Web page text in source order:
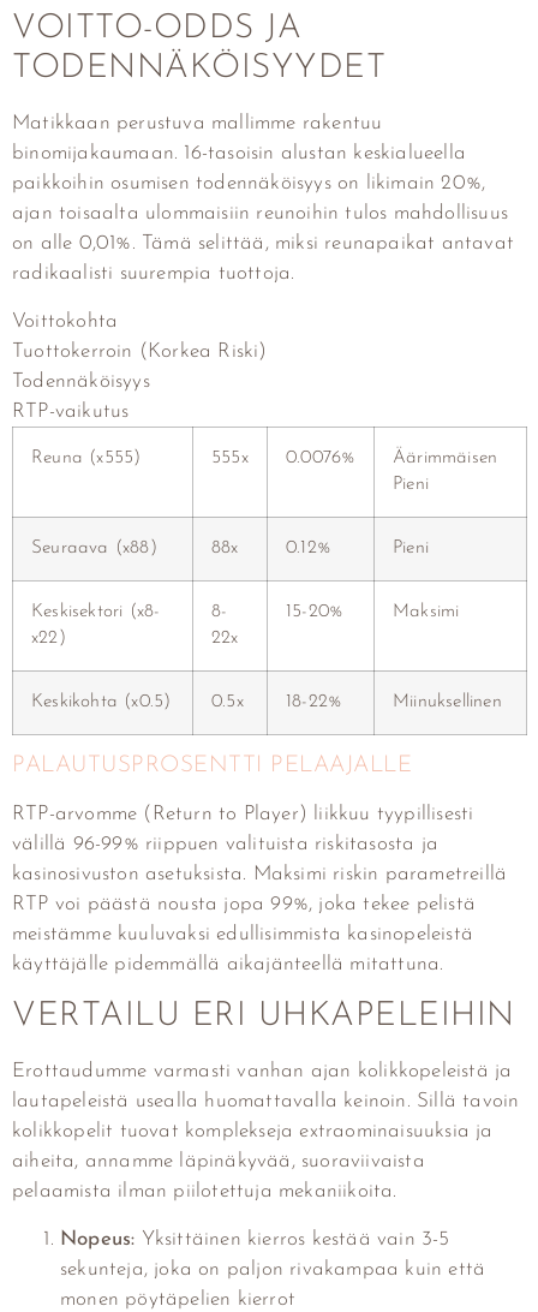
VOITTO-ODDS JA
TODENNÄKÖISYYDET
Matikkaan perustuva mallimme rakentuu
binomijakaumaan. 16-tasoisin alustan keskialueella
paikkoihin osumisen todennäköisyys on likimain 20%,
ajan toisaalta ulommaisiin reunoihin tulos mahdollisuus
on alle 0,01%. Tämä selittää, miksi reunapaikat antavat
radikaalisti suurempia tuottoja.
Voittokohta
Tuottokerroin (Korkea Riski)
Todennäköisyys
RTP-vaikutus
Reuna (x555) 555x 0.0076%
Äärimmäisen
Pieni
Seuraava (x88) 88x 0.12% Pieni
Keskisektori (x8-
x22)
8-
22x
15-20% Maksimi
Keskikohta (x0.5) 0.5x 18-22% Miinuksellinen
PALAUTUSPROSENTTI PELAAJALLE
RTP-arvomme (Return to Player) liikkuu tyypillisesti
välillä 96-99% riippuen valituista riskitasosta ja
kasinosivuston asetuksista. Maksimi riskin parametreillä
RTP voi päästä nousta jopa 99%, joka tekee pelistä
meistämme kuuluvaksi edullisimmista kasinopeleistä
käyttäjälle pidemmällä aikajänteellä mitattuna.
VERTAILU ERI UHKAPELEIHIN
Erottaudumme varmasti vanhan ajan kolikkopeleistä ja
lautapeleistä usealla huomattavalla keinoin. Sillä tavoin
kolikkopelit tuovat komplekseja extraominaisuuksia ja
aiheita, annamme läpinäkyvää, suoraviivaista
pelaamista ilman piilotettuja mekaniikoita.
Nopeus: Yksittäinen kierros kestää vain 3-5
sekunteja, joka on paljon rivakampaa kuin että
monen pöytäpelien kierrot